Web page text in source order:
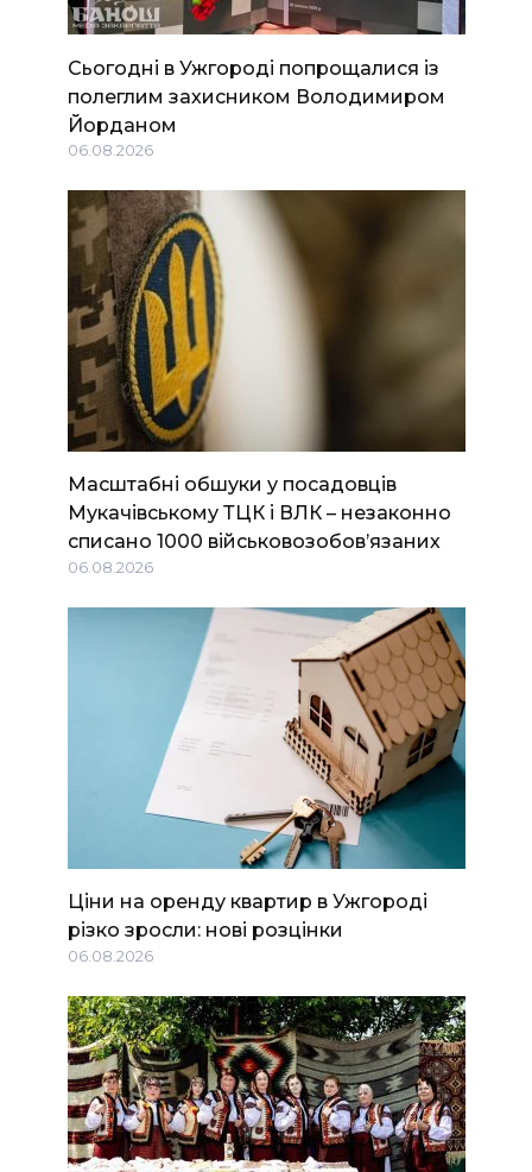
Сьогодні в Ужгороді попрощалися із
полеглим захисником Володимиром
Йорданом
06.08.2026
Масштабні обшуки у посадовців
Мукачівському ТЦК і ВЛК – незаконно
списано 1000 військовозобов’язаних
06.08.2026
Ціни на оренду квартир в Ужгороді
різко зросли: нові розцінки
06.08.2026